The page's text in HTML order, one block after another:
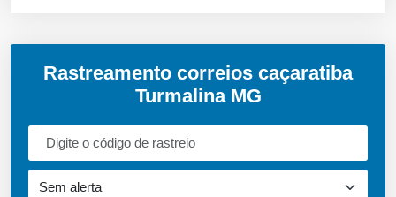
Rastreamento correios caçaratiba
Turmalina MG